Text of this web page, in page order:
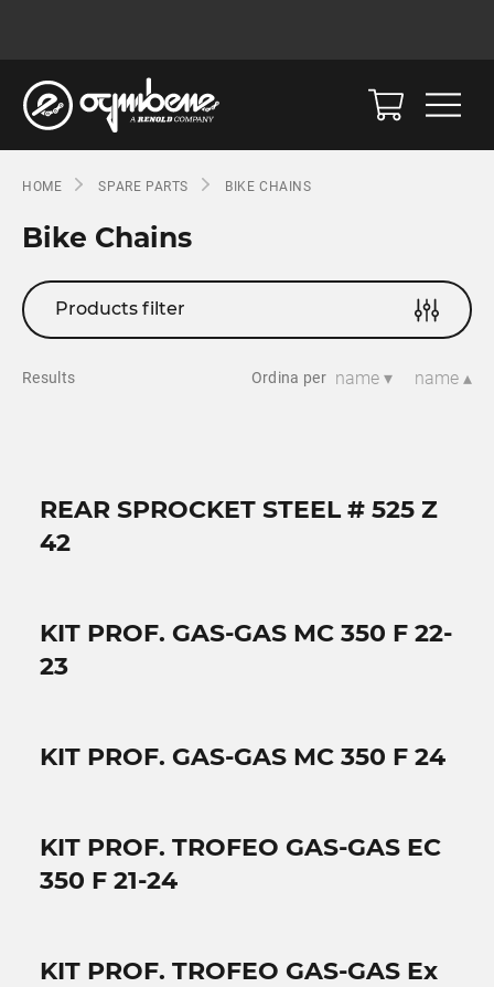
HOME SPARE PARTS BIKE CHAINS
Bike Chains
Products filter
Results Ordina per name ▾ name ▴
REAR SPROCKET STEEL # 525 Z
42
KIT PROF. GAS-GAS MC 350 F 22-
23
KIT PROF. GAS-GAS MC 350 F 24
KIT PROF. TROFEO GAS-GAS EC
350 F 21-24
KIT PROF. TROFEO GAS-GAS Ex